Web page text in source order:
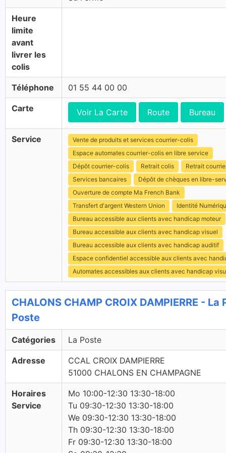
Heure
limite
avant
livrer les
colis
Téléphone 01 55 44 00 00
Carte Voir La Carte Route Bureau
Service
Vente de produits et services courrier-colis
Espace automates courrier-colis en libre service
Dépôt courrier-colis
Retrait colis
Retrait
Services bancaires
Dépôt de chèques en libre-
Ouverture de compte Ma French Bank
Transfert d'argent Western Union
Identité
Bureau accessible aux clients avec handicap moteur
Bureau accessible aux clients avec handicap visuel
Bureau accessible aux clients avec handicap auditif
Espace confidentiel accessible aux clients avec
Automates accessibles aux clients avec handicap
CHALONS CHAMP CROIX DAMPIERRE - La
Poste
Catégories La Poste
Adresse
CCAL CROIX DAMPIERRE
51000 CHALONS EN CHAMPAGNE
Horaires
Service
Mo 10:00-12:30 13:30-18:00
Tu 09:30-12:30 13:30-18:00
We 09:30-12:30 13:30-18:00
Th 09:30-12:30 13:30-18:00
Fr 09:30-12:30 13:30-18:00